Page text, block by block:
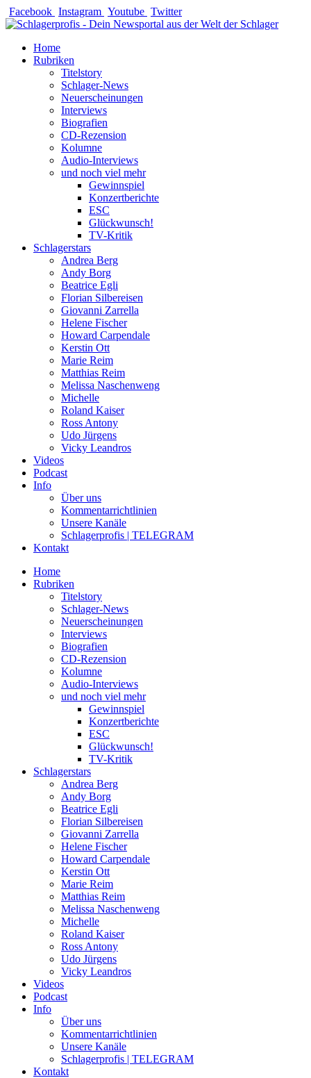
Zum
Inhalt
Facebook Instagram Youtube Twitter
Home
Rubriken
Titelstory
Schlager-News
Neuerscheinungen
Interviews
Biografien
CD-Rezension
Kolumne
Audio-Interviews
und noch viel mehr
Gewinnspiel
Konzertberichte
ESC
Glückwunsch!
TV-Kritik
Schlagerstars
Andrea Berg
Andy Borg
Beatrice Egli
Florian Silbereisen
Giovanni Zarrella
Helene Fischer
Howard Carpendale
Kerstin Ott
Marie Reim
Matthias Reim
Melissa Naschenweng
Michelle
Roland Kaiser
Ross Antony
Udo Jürgens
Vicky Leandros
Videos
Podcast
Info
Über uns
Kommentarrichtlinien
Unsere Kanäle
Schlagerprofis | TELEGRAM
Kontakt
Home
Rubriken
Titelstory
Schlager-News
Neuerscheinungen
Interviews
Biografien
CD-Rezension
Kolumne
Audio-Interviews
und noch viel mehr
Gewinnspiel
Konzertberichte
ESC
Glückwunsch!
TV-Kritik
Schlagerstars
Andrea Berg
Andy Borg
Beatrice Egli
Florian Silbereisen
Giovanni Zarrella
Helene Fischer
Howard Carpendale
Kerstin Ott
Marie Reim
Matthias Reim
Melissa Naschenweng
Michelle
Roland Kaiser
Ross Antony
Udo Jürgens
Vicky Leandros
Videos
Podcast
Info
Über uns
Kommentarrichtlinien
Unsere Kanäle
Schlagerprofis | TELEGRAM
Kontakt